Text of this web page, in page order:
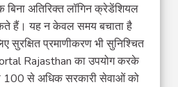
अतिरिक्त लॉगिन क्रेडेंशियल
हैं। यह न केवल समय बचाता है
सुरक्षित प्रमाणीकरण भी सुनिश्चित
Rajasthan का उपयोग करके
से अधिक सरकारी सेवाओं को